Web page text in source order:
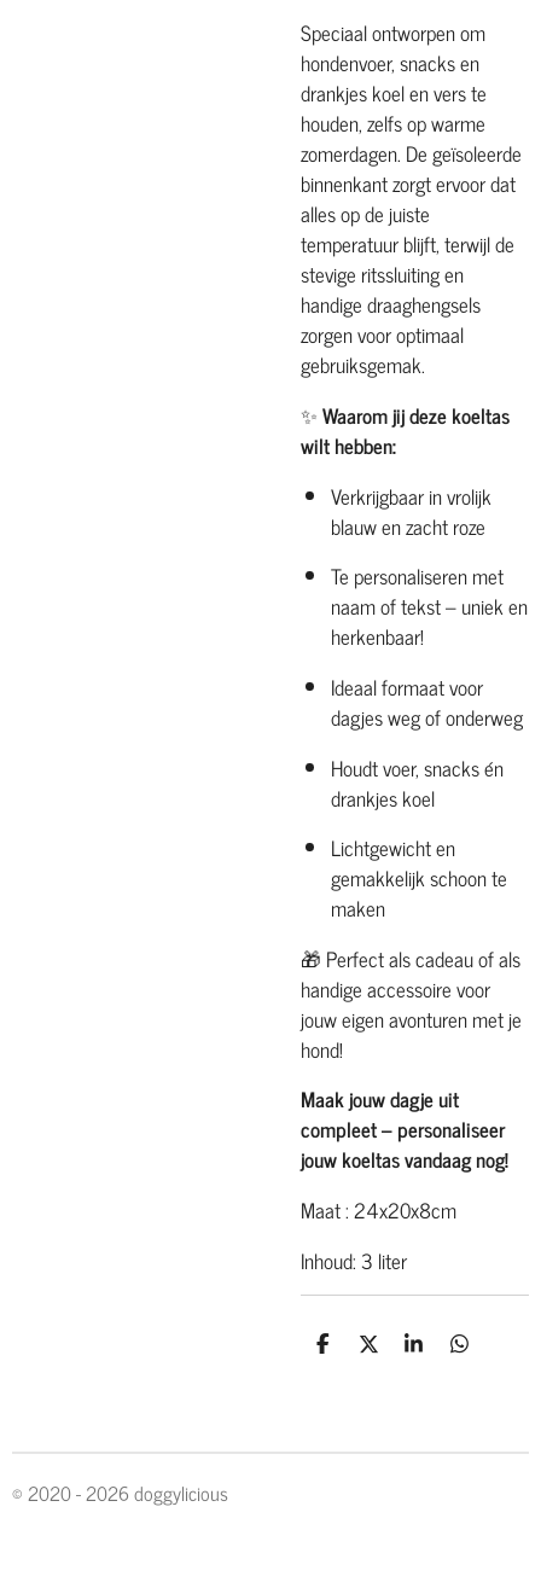
Speciaal ontworpen om
hondenvoer, snacks en
drankjes koel en vers te
houden, zelfs op warme
zomerdagen. De geïsoleerde
binnenkant zorgt ervoor dat
alles op de juiste
temperatuur blijft, terwijl de
stevige ritssluiting en
handige draaghengsels
zorgen voor optimaal
gebruiksgemak.
✨Waarom jij deze koeltas
wilt hebben:
Verkrijgbaar in vrolijk
blauw en zacht roze
Te personaliseren met
naam of tekst – uniek en
herkenbaar!
Ideaal formaat voor
dagjes weg of onderweg
Houdt voer, snacks én
drankjes koel
Lichtgewicht en
gemakkelijk schoon te
maken
🎁 Perfect als cadeau of als
handige accessoire voor
jouw eigen avonturen met je
hond!
Maak jouw dagje uit
compleet – personaliseer
jouw koeltas vandaag nog!
Maat : 24x20x8cm
Inhoud: 3 liter
D D S D
© 2020 - 2026 doggylicious